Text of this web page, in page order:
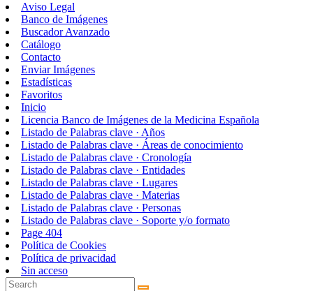
Aviso Legal
Banco de Imágenes
Buscador Avanzado
Catálogo
Contacto
Enviar Imágenes
Estadísticas
Favoritos
Inicio
Licencia Banco de Imágenes de la Medicina Española
Listado de Palabras clave · Años
Listado de Palabras clave · Áreas de conocimiento
Listado de Palabras clave · Cronología
Listado de Palabras clave · Entidades
Listado de Palabras clave · Lugares
Listado de Palabras clave · Materias
Listado de Palabras clave · Personas
Listado de Palabras clave · Soporte y/o formato
Page 404
Política de Cookies
Política de privacidad
Sin acceso